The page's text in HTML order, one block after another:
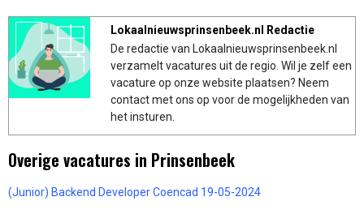
Lokaalnieuwsprinsenbeek.nl Redactie
De redactie van Lokaalnieuwsprinsenbeek.nl
verzamelt vacatures uit de regio. Wil je zelf een
vacature op onze website plaatsen? Neem
contact met ons op voor de mogelijkheden van
het insturen.
Overige vacatures in Prinsenbeek
(Junior) Backend Developer Coencad 19-05-2024